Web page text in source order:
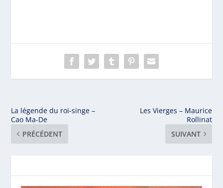
La légende du roi-singe –
Cao Ma-De
PRÉCÉDENT
Les Vierges – Maurice
Rollinat
SUIVANT